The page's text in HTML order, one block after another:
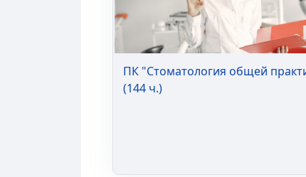
ПК "Стоматология общей
(144 ч.)